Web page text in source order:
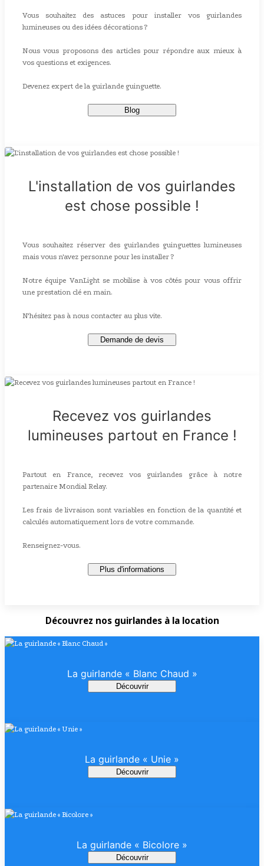
Vous souhaitez des astuces pour installer vos guirlandes
lumineuses ou des idées décorations ?
Nous vous proposons des articles pour répondre aux mieux à
vos questions et exigences.
Devenez expert de la guirlande guinguette.
Blog
L'installation de vos guirlandes
est chose possible !
Vous souhaitez réserver des guirlandes guinguettes lumineuses
mais vous n'avez personne pour les installer ?
Notre équipe VanLight se mobilise à vos côtés pour vous offrir
une prestation clé en main.
N'hésitez pas à nous contacter au plus vite.
Demande de devis
Recevez vos guirlandes
lumineuses partout en France !
Partout en France, recevez vos guirlandes grâce à notre
partenaire Mondial Relay.
Les frais de livraison sont variables en fonction de la quantité et
calculés automatiquement lors de votre commande.
Renseignez-vous.
Plus d'informations
Découvrez nos guirlandes à la location
La guirlande « Blanc Chaud »
Découvrir
La guirlande « Unie »
Découvrir
La guirlande « Bicolore »
Découvrir